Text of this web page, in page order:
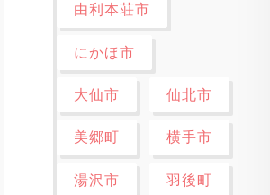
由利本荘市
にかほ市
大仙市 仙北市
美郷町 横手市
湯沢市 羽後町